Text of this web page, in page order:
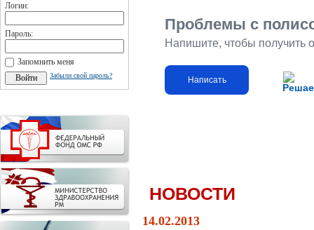
Логин:
Пароль:
Запомнить меня
Забыли свой пароль?
Проблемы с
Напишите, чтобы получить
Написать
НОВОСТИ
14.02.2013